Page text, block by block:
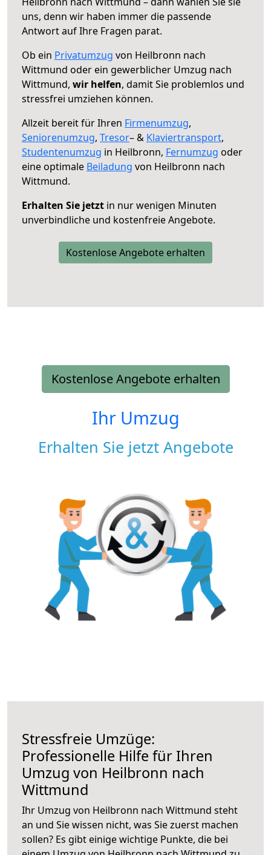
uns, denn wir haben immer die passende
Antwort auf Ihre Fragen parat.
Ob ein Privatumzug von Heilbronn nach
Wittmund oder ein gewerblicher Umzug nach
Wittmund, wir helfen, damit Sie problemlos und
stressfrei umziehen können.
Allzeit bereit für Ihren Firmenumzug,
Seniorenumzug, Tresor– & Klaviertransport,
Studentenumzug in Heilbronn, Fernumzug oder
eine optimale Beiladung von Heilbronn nach
Wittmund.
Erhalten Sie jetzt in nur wenigen Minuten
unverbindliche und kostenfreie Angebote.
Kostenlose Angebote erhalten
Kostenlose Angebote erhalten
Ihr Umzug
Erhalten Sie jetzt Angebote
Stressfreie Umzüge:
Professionelle Hilfe für Ihren
Umzug von Heilbronn nach
Wittmund
Ihr Umzug von Heilbronn nach Wittmund steht
an und Sie wissen nicht, was Sie zuerst machen
sollen? Es gibt einige wichtige Punkte, die bei